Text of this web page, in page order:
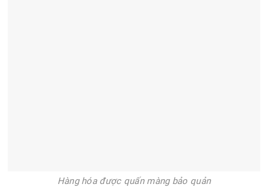
Hàng hóa được quấn màng bảo quản